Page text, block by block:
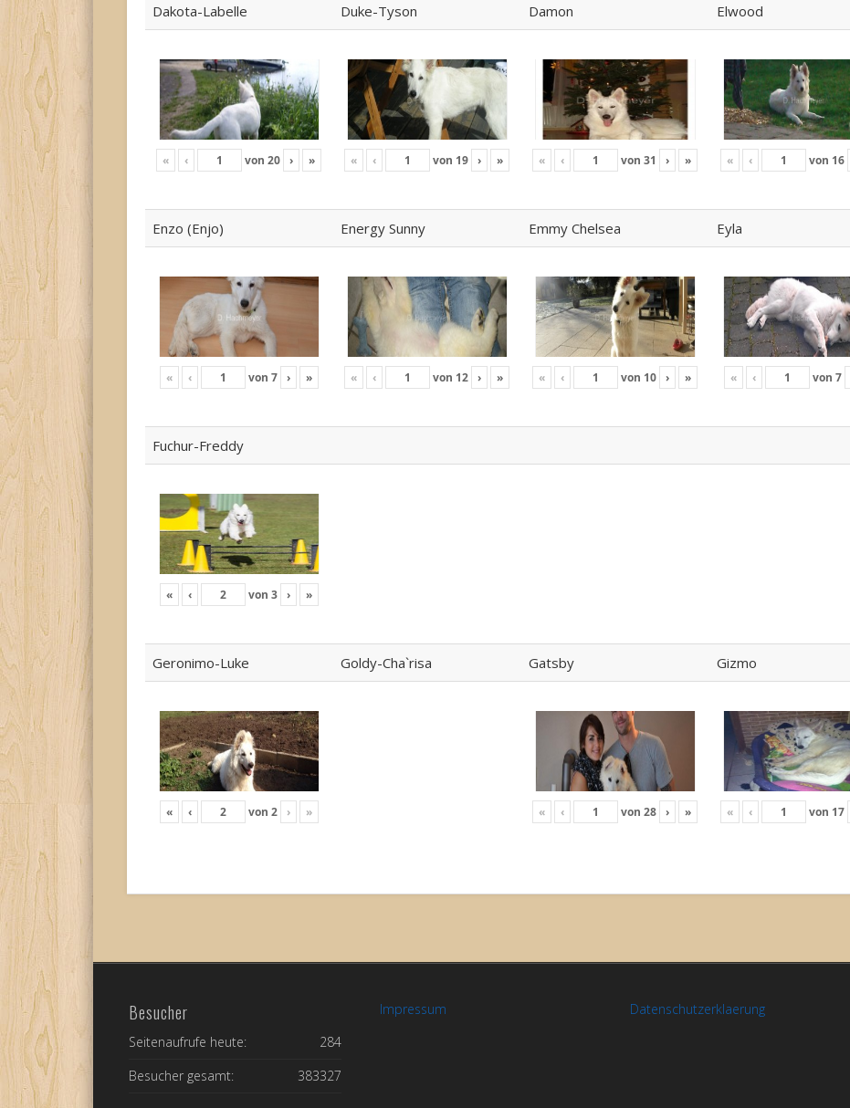
Dakota-Labelle Duke-Tyson Damon Elwood
« ‹ von20 › » « ‹ von 19 › » « ‹ von31 › » « ‹ von 16
Enzo (Enjo) Energy Sunny Emmy Chelsea Eyla
« ‹ von 7 › » « ‹ von 12 › » « ‹ von 10 › » « ‹ von 7
Fuchur-Freddy
« ‹ von 3 › »
Geronimo-Luke Goldy-Cha`risa Gatsby Gizmo
« ‹ von 2 › » « ‹ von28 › » « ‹ von 17
Besucher
284
Seitenaufrufe heute:
383327
Besucher gesamt:
Impressum Datenschutzerklaerung